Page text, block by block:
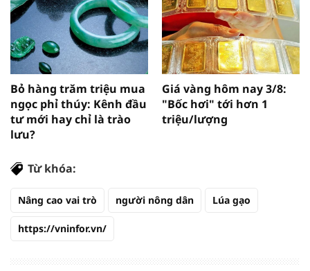
Bỏ hàng trăm triệu mua
ngọc phỉ thúy: Kênh đầu
tư mới hay chỉ là trào
lưu?
Giá vàng hôm nay 3/8:
"Bốc hơi" tới hơn 1
triệu/lượng
Từ khóa:
Nâng cao vai trò người nông dân Lúa gạo
https://vninfor.vn/